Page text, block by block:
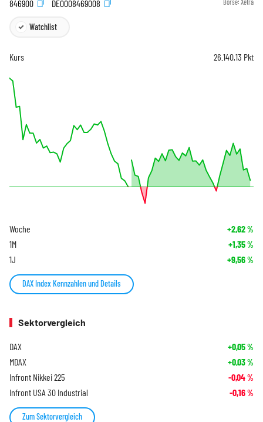
846900 DE0008469008 Börse: Xetra
Watchlist
Kurs 26.140,13 Pkt
Woche +2,62%
1M +1,35%
1J +9,56%
DAX Index Kennzahlen und Details
Sektorvergleich
DAX +0,05%
MDAX +0,03%
Infront Nikkei 225 -0,04%
Infront USA 30 Industrial -0,16%
Zum Sektorvergleich